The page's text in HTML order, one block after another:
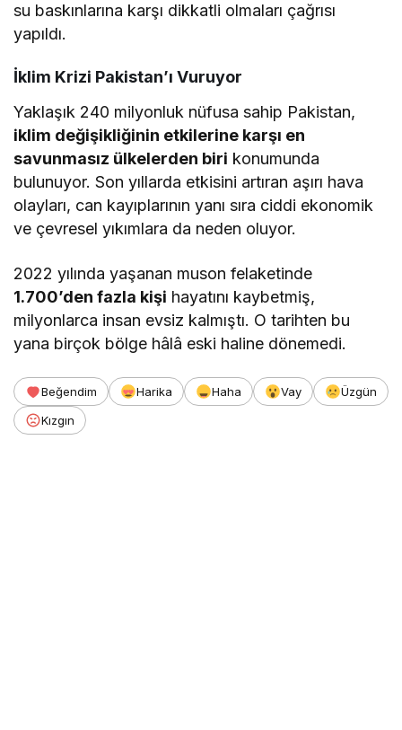
su baskınlarına karşı dikkatli olmaları çağrısı
yapıldı.
İklim Krizi Pakistan’ı Vuruyor
Yaklaşık 240 milyonluk nüfusa sahip Pakistan,
iklim değişikliğinin etkilerine karşı en
savunmasız ülkelerden biri konumunda
bulunuyor. Son yıllarda etkisini artıran aşırı hava
olayları, can kayıplarının yanı sıra ciddi ekonomik
ve çevresel yıkımlara da neden oluyor.
2022 yılında yaşanan muson felaketinde
1.700’den fazla kişi hayatını kaybetmiş,
milyonlarca insan evsiz kalmıştı. O tarihten bu
yana birçok bölge hâlâ eski haline dönemedi.
Beğendim Harika Haha Vay
Üzgün
Kızgın